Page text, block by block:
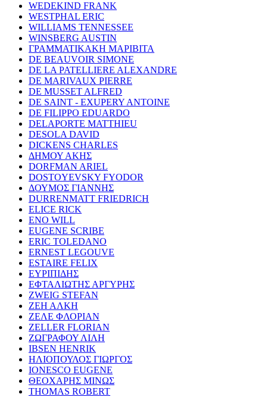
WEDEKIND FRANK
WESTPHAL ERIC
WILLIAMS TENNESSEE
WINSBERG AUSTIN
ΓΡΑΜΜΑΤΙΚΑΚΗ ΜΑΡΙΒΙΤΑ
DE BEAUVOIR SIMONE
DE LA PATELLIERE ALEXANDRE
DE MARIVAUX PIERRE
DE MUSSET ALFRED
DE SAINT - EXUPERY ANTOINE
DE FILIPPO EDUARDO
DELAPORTE MATTHIEU
DESOLA DAVID
DICKENS CHARLES
ΔΗΜΟΥ ΑΚΗΣ
DORFMAN ARIEL
DOSTOYEVSKY FYODOR
ΔΟΥΜΟΣ ΓΙΑΝΝΗΣ
DURRENMATT FRIEDRICH
ELICE RICK
ENO WILL
EUGENE SCRIBE
ERIC TOLEDANO
ERNEST LEGOUVE
ESTAIRE FELIX
ΕΥΡΙΠΙΔΗΣ
ΕΦΤΑΛΙΩΤΗΣ ΑΡΓΥΡΗΣ
ZWEIG STEFAN
ΖΕΗ ΑΛΚΗ
ΖΕΛΕ ΦΛΟΡΙΑΝ
ZELLER FLORIAN
ΖΩΓΡΑΦΟΥ ΛΙΛΗ
IBSEN HENRIK
ΗΛΙΟΠΟΥΛΟΣ ΓΙΩΡΓΟΣ
IONESCO EUGENE
ΘΕΟΧΑΡΗΣ ΜΙΝΩΣ
THOMAS ROBERT